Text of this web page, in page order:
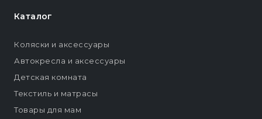
Каталог
Коляски и аксессуары
Автокресла и аксессуары
Детская комната
Текстиль и матрасы
Товары для мам